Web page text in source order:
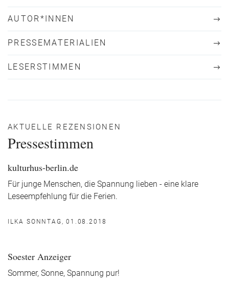
AUTOR*INNEN
PRESSEMATERIALIEN
LESERSTIMMEN
AKTUELLE REZENSIONEN
Pressestimmen
kulturhus-berlin.de
Für junge Menschen, die Spannung lieben - eine klare
Leseempfehlung für die Ferien.
ILKA SONNTAG, 01.08.2018
Soester Anzeiger
Sommer, Sonne, Spannung pur!